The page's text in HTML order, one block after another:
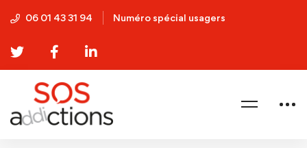
06 01 43 31 94 Numéro spécial usagers